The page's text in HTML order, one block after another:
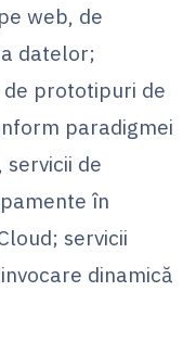
web, de
datelor;
prototipuri de
paradigmei
de
în
servicii
dinamică